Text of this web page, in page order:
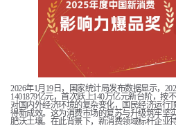
2026年1月19日，国家统计局发布数据显示，
1401879亿元，首次跃上140万亿元新台阶，按
对国内外经济环境的复杂变化，国民经济运行
得新成效。这为消费市场的复苏与升级筑牢坚
肥沃土壤。在此背景下，新消费领域标杆企业